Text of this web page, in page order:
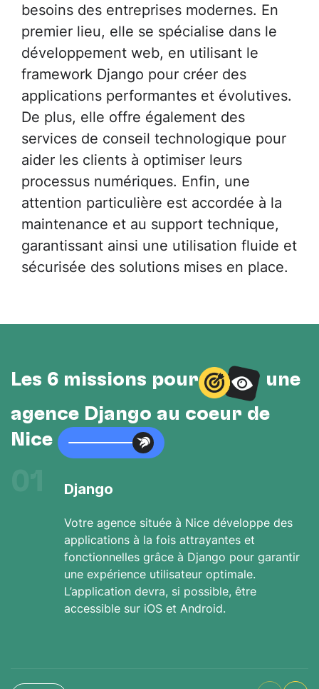
besoins des entreprises modernes. En
premier lieu, elle se spécialise dans le
développement web, en utilisant le
framework Django pour créer des
applications performantes et évolutives.
De plus, elle offre également des
services de conseil technologique pour
aider les clients à optimiser leurs
processus numériques. Enfin, une
attention particulière est accordée à la
maintenance et au support technique,
garantissant ainsi une utilisation fluide et
sécurisée des solutions mises en place.
Les 6 missions pour
une
agence Django au cœur de
Nice
Django
Votre agence située à Nice développe des
applications à la fois attrayantes et
fonctionnelles grâce à Django pour garantir
une expérience utilisateur optimale.
L’application devra, si possible, être
accessible sur iOS et Android.